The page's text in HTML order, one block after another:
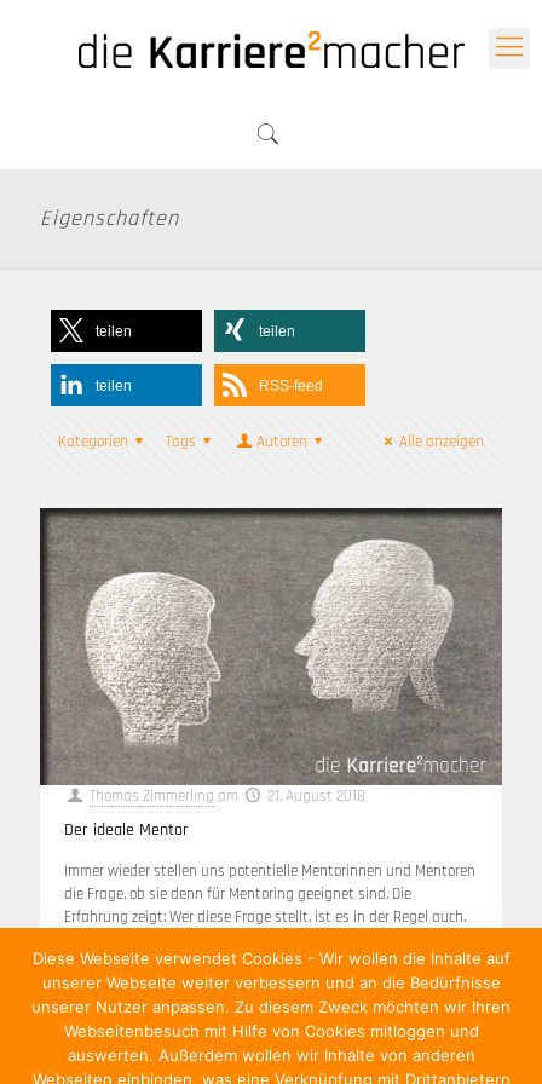
Eigenschaften
teilen teilen
teilen RSS-feed
Kategorien Tags Autoren Alle anzeigen
Thomas Zimmerling am 21. August 2018
Der ideale Mentor
Immer wieder stellen uns potentielle Mentorinnen und Mentoren
die Frage, ob sie denn für Mentoring geeignet sind. Die
Erfahrung zeigt: Wer diese Frage stellt, ist es in der Regel auch.
Weiterlesen
Diese Webseite verwendet Cookies - Wir wollen die Inhalte auf
unserer Webseite weiter verbessern und an die Bedürfnisse
unserer Nutzer anpassen. Zu diesem Zweck möchten wir Ihren
Webseitenbesuch mit Hilfe von Cookies mitloggen und
auswerten. Außerdem wollen wir Inhalte von anderen
Webseiten einbinden, was eine Verknüpfung mit Drittanbietern